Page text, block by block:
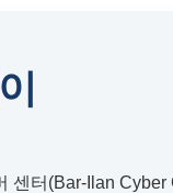
센터(Bar-Ilan